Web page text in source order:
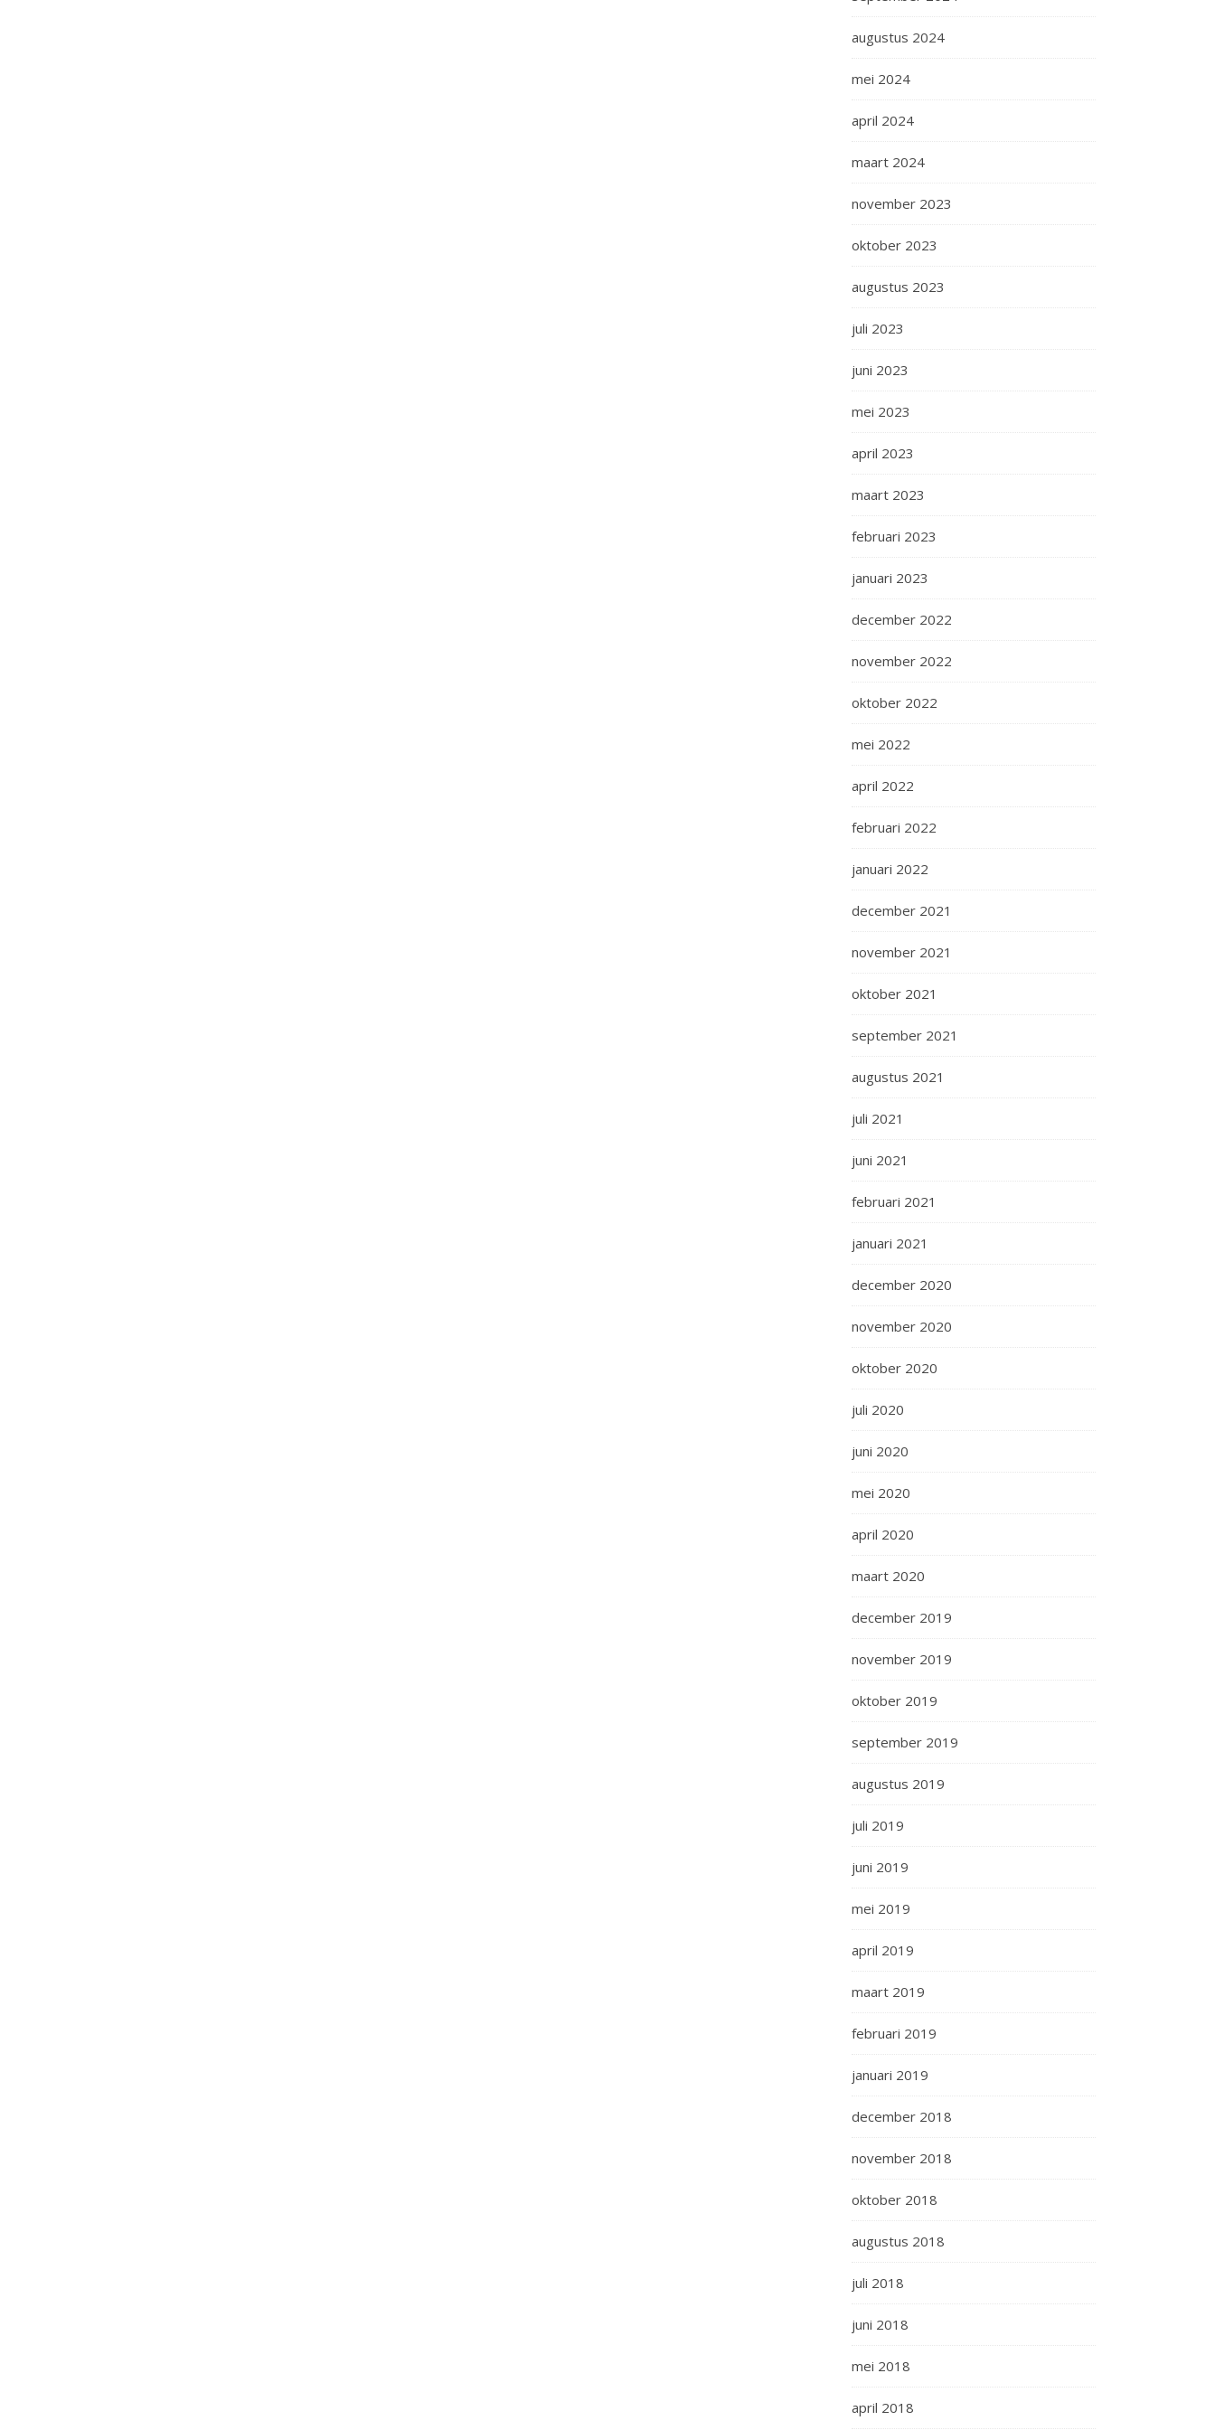
augustus 2024
mei 2024
april 2024
maart 2024
november 2023
oktober 2023
augustus 2023
juli 2023
juni 2023
mei 2023
april 2023
maart 2023
februari 2023
januari 2023
december 2022
november 2022
oktober 2022
mei 2022
april 2022
februari 2022
januari 2022
december 2021
november 2021
oktober 2021
september 2021
augustus 2021
juli 2021
juni 2021
februari 2021
januari 2021
december 2020
november 2020
oktober 2020
juli 2020
juni 2020
mei 2020
april 2020
maart 2020
december 2019
november 2019
oktober 2019
september 2019
augustus 2019
juli 2019
juni 2019
mei 2019
april 2019
maart 2019
februari 2019
januari 2019
december 2018
november 2018
oktober 2018
augustus 2018
juli 2018
juni 2018
mei 2018
april 2018